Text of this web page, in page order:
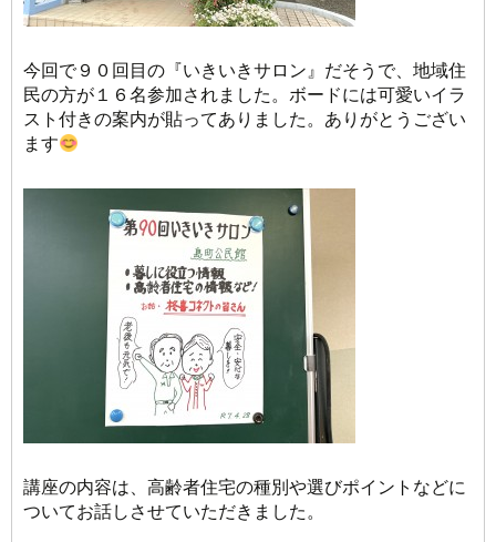
今回で９０回目の『いきいきサロン』だそうで、地域住
民の方が１６名参加されました。ボードには可愛いイラ
スト付きの案内が貼ってありました。ありがとうござい
ます
講座の内容は、高齢者住宅の種別や選びポイントなどに
ついてお話しさせていただきました。